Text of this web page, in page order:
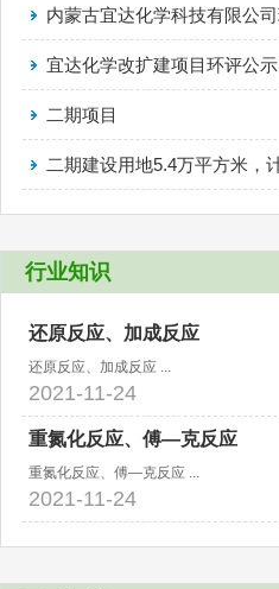
宜达化学改扩建项目环评公示
二期项目
行业知识
还原反应、加成反应
还原反应、加成反应 ...
2021-11-24
重氮化反应、傅—克反应
重氮化反应、傅—克反应 ...
2021-11-24